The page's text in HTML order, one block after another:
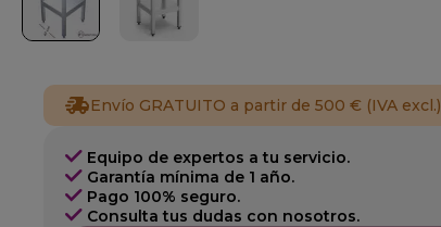
Envío GRATUITO a partir de 500 € (IVA excl.)
Equipo de expertos a tu servicio.
Garantía mínima de 1 año.
Pago 100% seguro.
Consulta tus dudas con nosotros.